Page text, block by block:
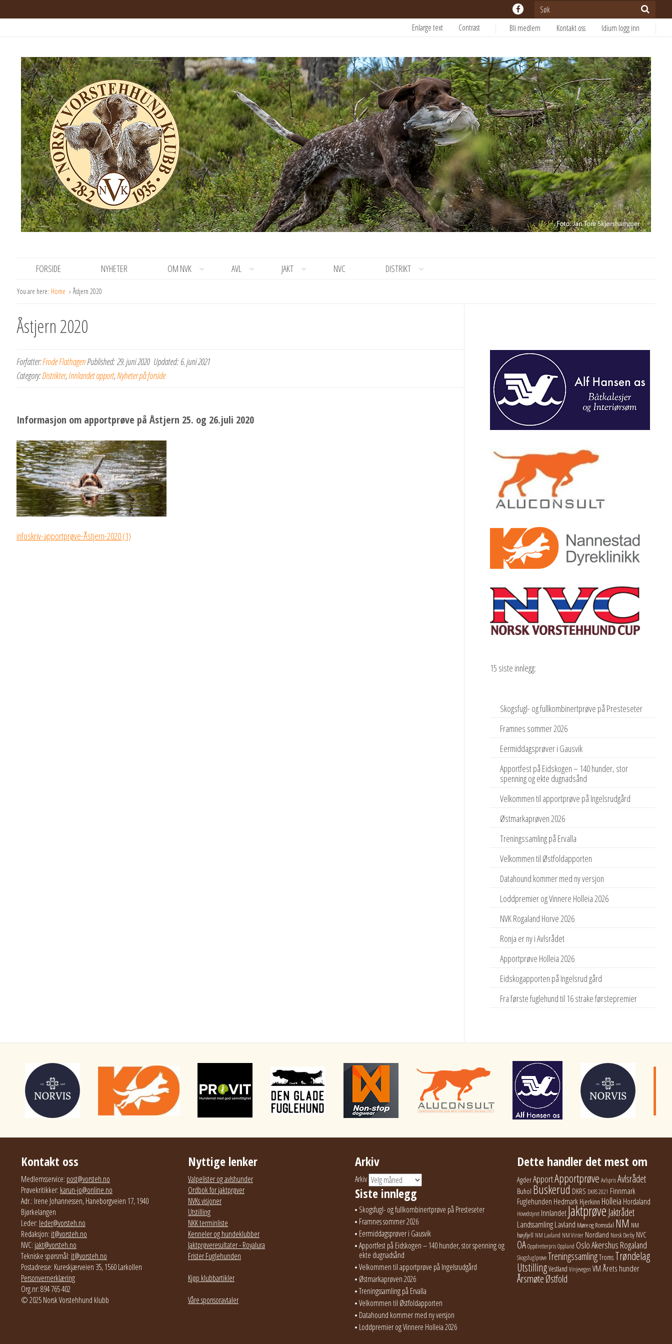
Enlarge text Contrast Bli medlem Kontakt oss Idium logg inn
FORSIDE NYHETER OM NVK AVL JAKT NVC DISTRIKT
You are here: Home Åstjern 2020
Åstjern 2020
Forfatter:Frode FlathagenPublished: 29. juni 2020 Updated: 6. juni 2021
Category:Distrikter,Innlandet apport,Nyheter på forside
Informasjon om apportprøve på Åstjern 25. og 26.juli 2020
infoskriv-apportprøve-Åstjern-2020 (1)
15 siste innlegg:
Skogsfugl- og fullkombinertprøve på Presteseter
Framnes sommer 2026
Eermiddagsprøver i Gausvik
Apportfest på Eidskogen – 140 hunder, stor
spenning og ekte dugnadsånd
Velkommen til apportprøve på Ingelsrudgård
Østmarkaprøven 2026
Treningssamling på Ervalla
Velkommen til Østfoldapporten
Datahound kommer med ny versjon
Loddpremier og Vinnere Holleia 2026
NVK Rogaland Horve 2026
Ronja er ny i Avlsrådet
Apportprøve Holleia 2026
Eidskogapporten på Ingelsrud gård
Fra første fuglehund til 16 strake førstepremier
Kontakt oss
Medlemsservice: post@vorsteh.no
Prøvekritikker: karun-jo@online.no
Adr.: Irene Johannessen, Haneborgveien 17, 1940
Bjørkelangen
Leder: leder@vorsteh.no
Redaksjon: it@vorsteh.no
NVC: jakt@vorsteh.no
Tekniske spørsmål: it@vorsteh.no
Postadresse: Kureskjærveien 35, 1560 Larkollen
Personvernerklæring
Org.nr: 894 765 402
© 2025 Norsk Vorstehhund klubb
Nyttige lenker
Valpelister og avlshunder
Ordbok for jaktprøver
NVKs visjoner
Utstilling
NKK terminliste
Kenneler og hundeklubber
Jaktprøveresultater - Royalura
Frister Fuglehunden
Kjøp klubbartikler
Våre sponsoravtaler
Arkiv
Arkiv
Siste innlegg
Skogsfugl- og fullkombinertprøve på Presteseter
Framnes sommer 2026
Eermiddagsprøver i Gausvik
Apportfest på Eidskogen – 140 hunder, stor spenning og
ekte dugnadsånd
Velkommen til apportprøve på Ingelsrudgård
Østmarkaprøven 2026
Treningssamling på Ervalla
Velkommen til Østfoldapporten
Datahound kommer med ny versjon
Loddpremier og Vinnere Holleia 2026
Dette handler det mest om
AgderApportApportprøve AvlsprisAvlsrådet
Buhol Buskerud DKRS DKRS 2021 Finnmark
Fuglehunden Hedmark Hjerkinn Holleia Hordaland
Hovedstyret InnlandetJaktprøveJaktrådet
LandssamlingLavland Møre og Romsdal NM NM
høyfjell NM Lavland NM Vinter Nordland Norsk Derby NVC
OAOppdretterprisOppland Oslo Akershus Rogaland
SkogsfuglprøveTreningssamlingTroms Trøndelag
UtstillingVestland Vinjevegen VMÅrets hunder
ÅrsmøteØstfold